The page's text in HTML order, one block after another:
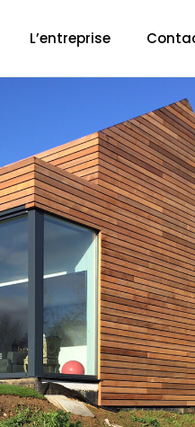
L’entreprise